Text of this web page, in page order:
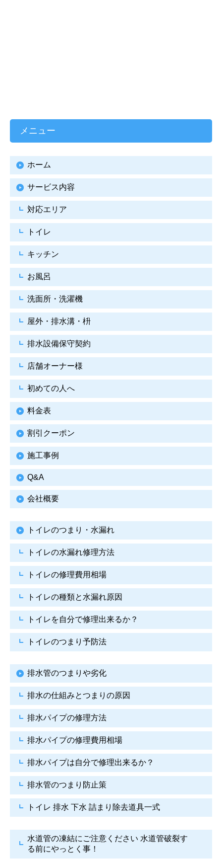
メニュー
ホーム
サービス内容
対応エリア
トイレ
キッチン
お風呂
洗面所・洗濯機
屋外・排水溝・枡
排水設備保守契約
店舗オーナー様
初めての人へ
料金表
割引クーポン
施工事例
Q&A
会社概要
トイレのつまり・水漏れ
トイレの水漏れ修理方法
トイレの修理費用相場
トイレの種類と水漏れ原因
トイレを自分で修理出来るか？
トイレのつまり予防法
排水管のつまりや劣化
排水の仕組みとつまりの原因
排水パイプの修理方法
排水パイプの修理費用相場
排水パイプは自分で修理出来るか？
排水管のつまり防止策
トイレ 排水 下水 詰まり除去道具一式
水道管の凍結にご注意ください 水道管破裂す
る前にやっとく事！